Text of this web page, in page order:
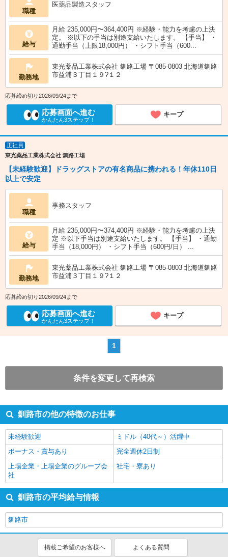
職種
医薬品製造スタッフ
給与
月給 235,000円〜364,400円 ※経験・能力を考慮の上決
定。 ※以下の手当は別途支給いたします。 【手当】 ・
通勤手当（上限18,000円） ・シフト手当（600...
勤務地
東光薬品工業株式会社 釧路工場 〒085-0803 北海道釧路
市益浦３丁目１９?１２
応募締め切り2026/09/24まで
応募画面へ進む
かんたん3ステップ！
キープ
正社員
東光薬品工業株式会社 釧路工場
【未経験歓迎】ドラッグストアの有名商品に携われる！年休110日
以上で安定
職種
事務スタッフ
給与
月給 235,000円〜374,400円 ※経験・能力を考慮の上決
定 ※以下手当は別途支給いたします。 【手当】 ・通勤
手当（18,000円） ・シフト手当（600円/日） ...
勤務地
東光薬品工業株式会社 釧路工場 〒085-0803 北海道釧路
市益浦３丁目１９?１２
応募締め切り2026/09/24まで
応募画面へ進む
かんたん3ステップ！
キープ
1
条件を変更して再検索
釧路市の他の特徴のお仕事
未経験歓迎
ミドル（40代～）活躍中
ボーナス・賞与あり
完全週休2日制
上場企業・上場企業のグループ会
社
社宅・寮あり
釧路市の平均給与情報
釧路市
掲載ご希望のお客様へ よくある質問